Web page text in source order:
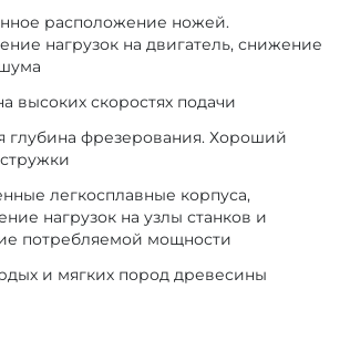
расположение ножей.
нагрузок на двигатель, снижение
высоких скоростях подачи
глубина фрезерования. Хороший
легкосплавные корпуса,
нагрузок на узлы станков и
потребляемой мощности
и мягких пород древесины